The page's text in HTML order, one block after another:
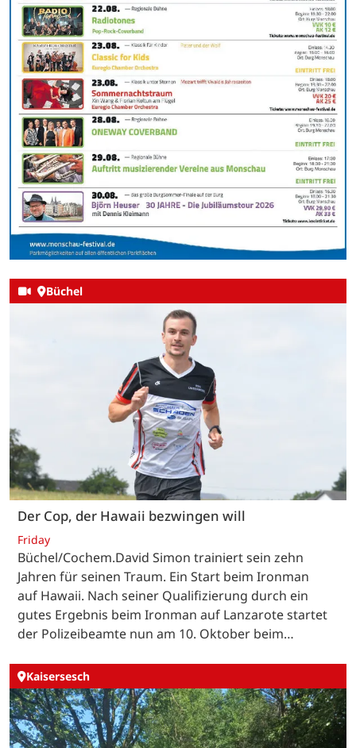
Büchel
Der Cop, der Hawaii bezwingen will
Friday
Büchel/Cochem.David Simon trainiert sein zehn
Jahren für seinen Traum. Ein Start beim Ironman
auf Hawaii. Nach seiner Qualifizierung durch ein
gutes Ergebnis beim Ironman auf Lanzarote startet
der Polizeibeamte nun am 10. Oktober beim…
Kaisersesch